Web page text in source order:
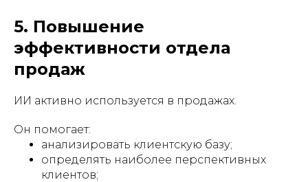
5. Повышение
эффективности отдела
продаж
ИИ активно используется в продажах.
Он помогает:
анализировать клиентскую базу;
определять наиболее перспективных
клиентов;